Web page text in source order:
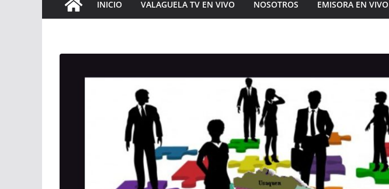
INICIO VALAGUELA TV EN VIVO NOSOTROS EMISORA EN VIVO